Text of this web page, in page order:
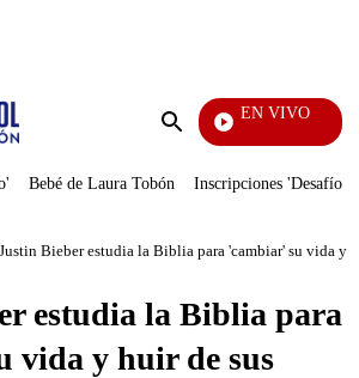
Enviar
EN VIVO
Los Informantes
Bebé de Laura Tobón Inscripciones 'Desafío'
Justin Bieber estudia la Biblia para 'cambiar' su vida y
estudia la Biblia para
vida y huir de sus